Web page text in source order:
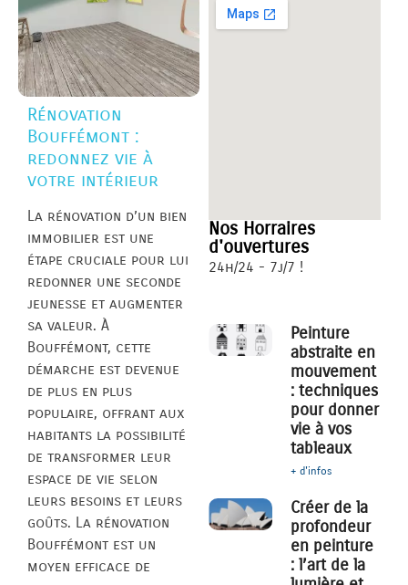
Rénovation
Bouffémont :
redonnez vie à
votre intérieur
La rénovation d’un bien
immobilier est une
étape cruciale pour lui
redonner une seconde
jeunesse et augmenter
sa valeur. À
Bouffémont, cette
démarche est devenue
de plus en plus
populaire, offrant aux
habitants la possibilité
de transformer leur
espace de vie selon
leurs besoins et leurs
goûts. La rénovation
Bouffémont est un
moyen efficace de
Nos Horraires
d'ouvertures
24h/24 - 7j/7 !
Peinture
abstraite en
mouvement
: techniques
pour donner
vie à vos
tableaux
+ d'infos
Créer de la
profondeur
en peinture
: l’art de la